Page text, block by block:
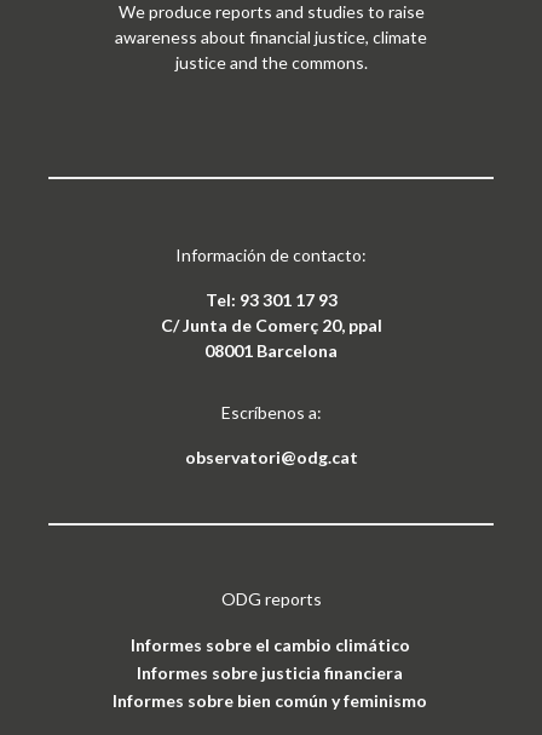
We produce reports and studies to raise
awareness about financial justice, climate
justice and the commons.
Información de contacto:
Tel: 93 301 17 93
C/ Junta de Comerç 20, ppal
08001 Barcelona
Escríbenos a:
observatori@odg.cat
ODG reports
Informes sobre el cambio climático
Informes sobre justicia financiera
Informes sobre bien común y feminismo